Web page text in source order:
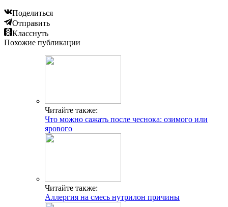
Поделиться
Отправить
Класснуть
Похожие публикации
Читайте также:
Что можно сажать после чеснока: озимого или
ярового
Читайте также:
Аллергия на смесь нутрилон причины